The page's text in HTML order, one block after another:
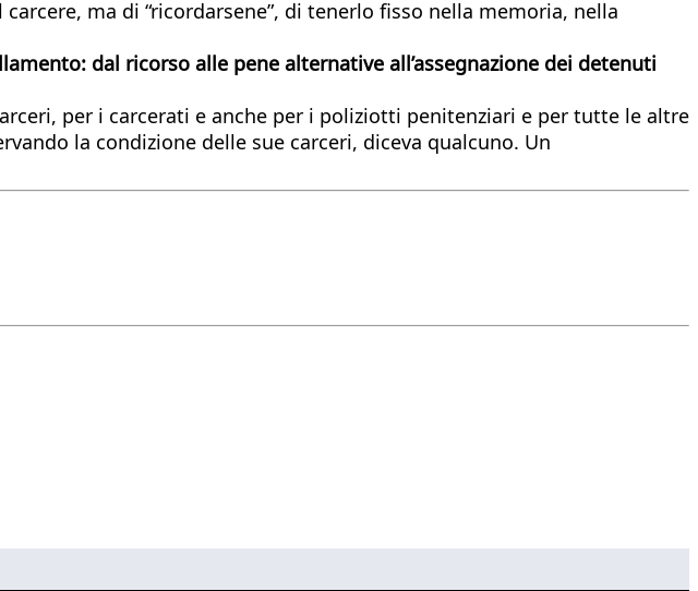
ma di “ricordarsene”, di tenerlo fisso nella memoria, nella
dal ricorso alle pene alternative all’assegnazione dei detenuti
per i carcerati e anche per i poliziotti penitenziari e per tutte le altre
la condizione delle sue carceri, diceva qualcuno. Un